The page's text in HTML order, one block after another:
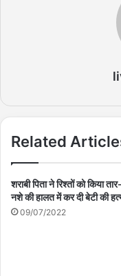
Related
शराबी पिता ने रिश्तों को किया
नशे की हालत में कर दी बेटी की
09/07/2022